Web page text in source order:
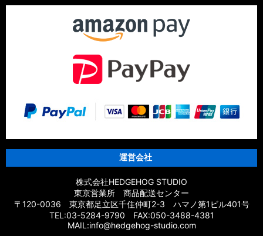
運営会社
株式会社HEDGEHOG STUDIO
東京営業所 商品配送センター
〒120-0036 東京都足立区千住仲町2-3 ハマノ第1ビル401号
TEL:03-5284-9790 FAX:050-3488-4381
MAIL:info@hedgehog-studio.com